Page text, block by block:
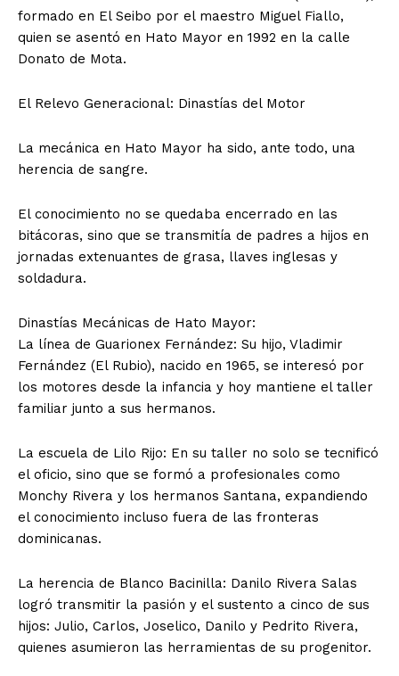
formado en El Seibo por el maestro Miguel Fiallo,
quien se asentó en Hato Mayor en 1992 en la calle
Donato de Mota.
El Relevo Generacional: Dinastías del Motor
La mecánica en Hato Mayor ha sido, ante todo, una
herencia de sangre.
El conocimiento no se quedaba encerrado en las
bitácoras, sino que se transmitía de padres a hijos en
jornadas extenuantes de grasa, llaves inglesas y
soldadura.
Dinastías Mecánicas de Hato Mayor:
La línea de Guarionex Fernández: Su hijo, Vladimir
Fernández (El Rubio), nacido en 1965, se interesó por
los motores desde la infancia y hoy mantiene el taller
familiar junto a sus hermanos.
La escuela de Lilo Rijo: En su taller no solo se tecnificó
el oficio, sino que se formó a profesionales como
Monchy Rivera y los hermanos Santana, expandiendo
el conocimiento incluso fuera de las fronteras
dominicanas.
La herencia de Blanco Bacinilla: Danilo Rivera Salas
logró transmitir la pasión y el sustento a cinco de sus
hijos: Julio, Carlos, Joselico, Danilo y Pedrito Rivera,
quienes asumieron las herramientas de su progenitor.